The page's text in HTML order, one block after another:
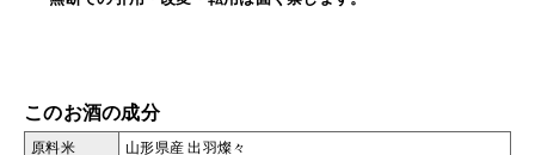
このお酒の成分
原料米 山形県産 出羽燦々